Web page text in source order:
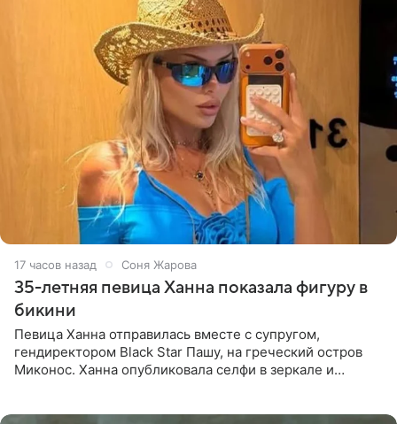
17 часов назад Соня Жарова
35-летняя певица Ханна показала фигуру в
бикини
Певица Ханна отправилась вместе с супругом,
гендиректором Black Star Пашу, на греческий остров
Миконос. Ханна опубликовала селфи в зеркале и